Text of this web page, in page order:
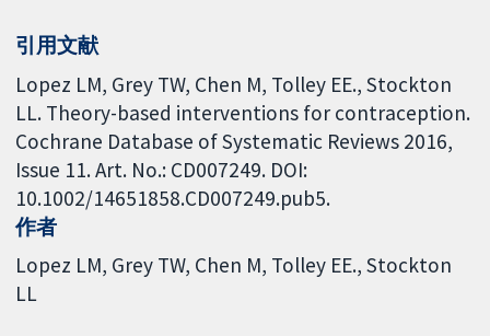
引用文献
Lopez LM, Grey TW, Chen M, Tolley EE., Stockton
LL. Theory-based interventions for contraception.
Cochrane Database of Systematic Reviews 2016,
Issue 11. Art. No.: CD007249. DOI:
10.1002/14651858.CD007249.pub5.
作者
Lopez LM Grey TW Chen M Tolley EE. Stockton
LL